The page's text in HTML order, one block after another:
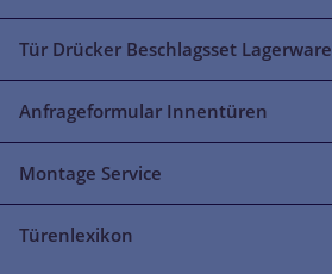
Tür Drücker Beschlagsset Lagerware
Anfrageformular Innentüren
Montage Service
Türenlexikon